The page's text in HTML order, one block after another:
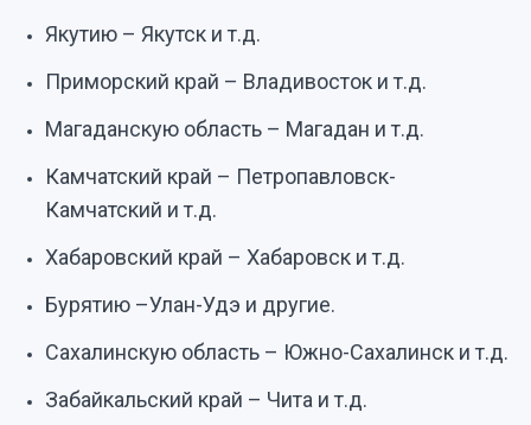
Якутию – Якутск и т.д.
Приморский край – Владивосток и т.д.
Магаданскую область – Магадан и т.д.
Камчатский край – Петропавловск-
Камчатский и т.д.
Хабаровский край – Хабаровск и т.д.
Бурятию –Улан-Удэ и другие.
Сахалинскую область – Южно-Сахалинск и т.д.
Забайкальский край – Чита и т.д.